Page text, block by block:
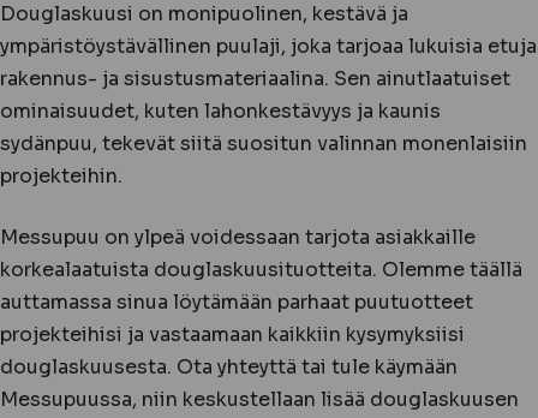
Douglaskuusi on monipuolinen, kestävä ja
ympäristöystävällinen puulaji, joka tarjoaa lukuisia etuja
rakennus- ja sisustusmateriaalina. Sen ainutlaatuiset
ominaisuudet, kuten lahonkestävyys ja kaunis
sydänpuu, tekevät siitä suositun valinnan monenlaisiin
projekteihin.
Messupuu on ylpeä voidessaan tarjota asiakkaille
korkealaatuista douglaskuusituotteita. Olemme täällä
auttamassa sinua löytämään parhaat puutuotteet
projekteihisi ja vastaamaan kaikkiin kysymyksiisi
douglaskuusesta. Ota yhteyttä tai tule käymään
Messupuussa, niin keskustellaan lisää douglaskuusen